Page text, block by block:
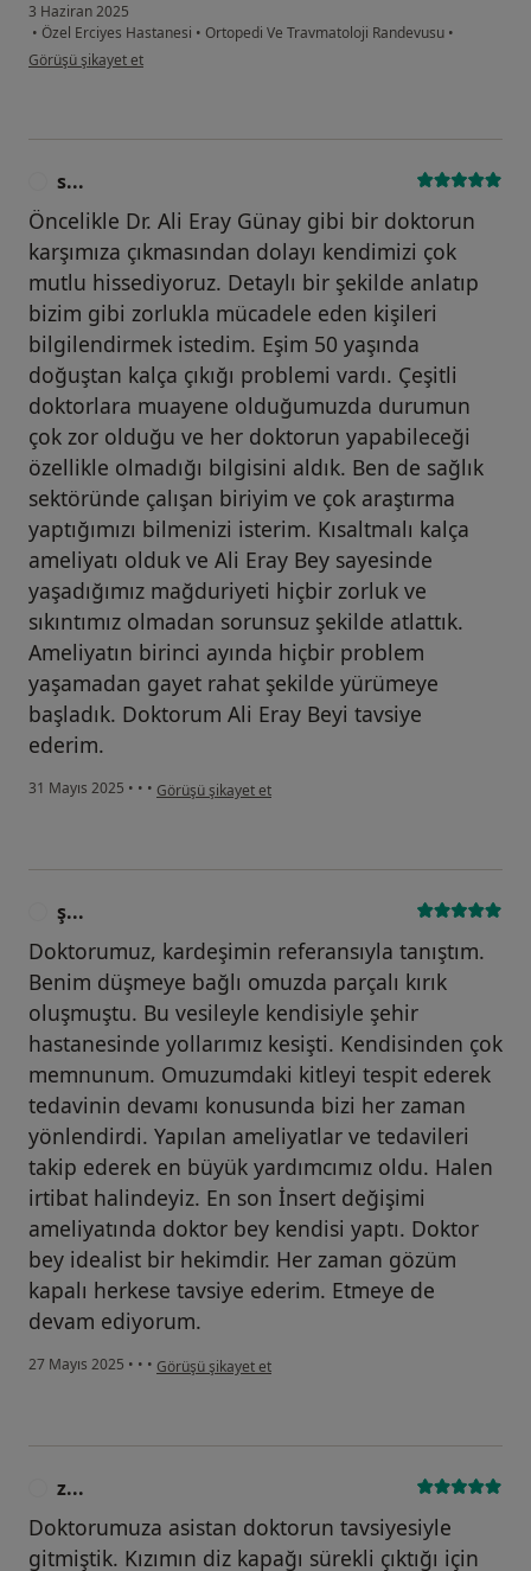
3 Haziran 2025
• Özel Erciyes Hastanesi • Ortopedi Ve Travmatoloji Randevusu •
kullanıcının görüşüne göre i̇...
Görüşü şikayet et
s...
Öncelikle Dr. Ali Eray Günay gibi bir doktorun
karşımıza çıkmasından dolayı kendimizi çok
mutlu hissediyoruz. Detaylı bir şekilde anlatıp
bizim gibi zorlukla mücadele eden kişileri
bilgilendirmek istedim. Eşim 50 yaşında
doğuştan kalça çıkığı problemi vardı. Çeşitli
doktorlara muayene olduğumuzda durumun
çok zor olduğu ve her doktorun yapabileceği
özellikle olmadığı bilgisini aldık. Ben de sağlık
sektöründe çalışan biriyim ve çok araştırma
yaptığımızı bilmenizi isterim. Kısaltmalı kalça
ameliyatı olduk ve Ali Eray Bey sayesinde
yaşadığımız mağduriyeti hiçbir zorluk ve
sıkıntımız olmadan sorunsuz şekilde atlattık.
Ameliyatın birinci ayında hiçbir problem
yaşamadan gayet rahat şekilde yürümeye
başladık. Doktorum Ali Eray Beyi tavsiye
ederim.
31 Mayıs 2025 • • • kullanıcının görüşüne göre s...
Görüşü şikayet et
ş...
Doktorumuz, kardeşimin referansıyla tanıştım.
Benim düşmeye bağlı omuzda parçalı kırık
oluşmuştu. Bu vesileyle kendisiyle şehir
hastanesinde yollarımız kesişti. Kendisinden çok
memnunum. Omuzumdaki kitleyi tespit ederek
tedavinin devamı konusunda bizi her zaman
yönlendirdi. Yapılan ameliyatlar ve tedavileri
takip ederek en büyük yardımcımız oldu. Halen
irtibat halindeyiz. En son İnsert değişimi
ameliyatında doktor bey kendisi yaptı. Doktor
bey idealist bir hekimdir. Her zaman gözüm
kapalı herkese tavsiye ederim. Etmeye de
devam ediyorum.
27 Mayıs 2025 • • • kullanıcının görüşüne göre ş...
Görüşü şikayet et
z...
Doktorumuza asistan doktorun tavsiyesiyle
gitmiştik. Kızımın diz kapağı sürekli çıktığı için